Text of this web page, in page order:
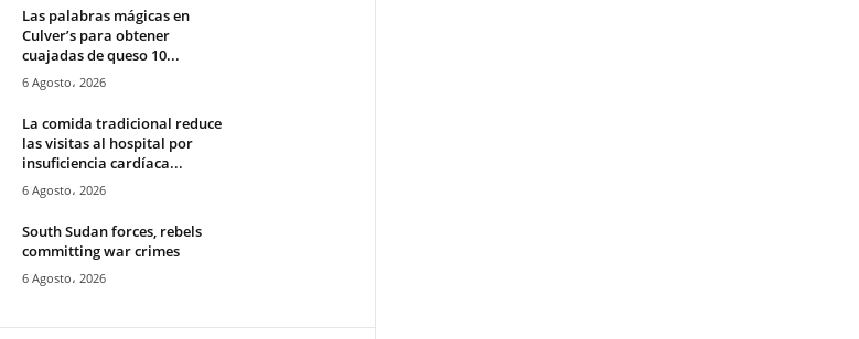
Las palabras mágicas en
Culver’s para obtener
cuajadas de queso 10...
6 Agosto، 2026
La comida tradicional reduce
las visitas al hospital por
insuficiencia cardíaca...
6 Agosto، 2026
South Sudan forces, rebels
committing war crimes
6 Agosto، 2026